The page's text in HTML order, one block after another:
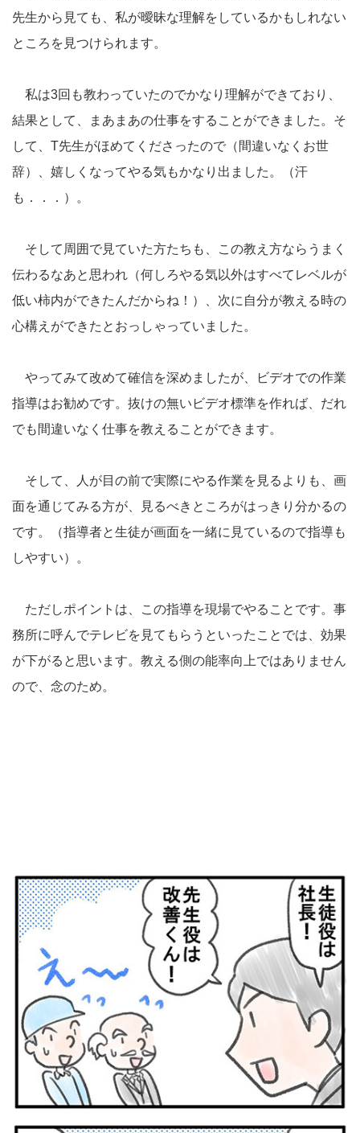
先生から見ても、私が曖昧な理解をしているかもしれない
ところを見つけられます。
私は3回も教わっていたのでかなり理解ができており、
結果として、まあまあの仕事をすることができました。そ
して、T先生がほめてくださったので（間違いなくお世
辞）、嬉しくなってやる気もかなり出ました。（汗
も．．．）。
そして周囲で見ていた方たちも、この教え方ならうまく
伝わるなあと思われ（何しろやる気以外はすべてレベルが
低い柿内ができたんだからね！）、次に自分が教える時の
心構えができたとおっしゃっていました。
やってみて改めて確信を深めましたが、ビデオでの作業
指導はお勧めです。抜けの無いビデオ標準を作れば、だれ
でも間違いなく仕事を教えることができます。
そして、人が目の前で実際にやる作業を見るよりも、画
面を通じてみる方が、見るべきところがはっきり分かるの
です。（指導者と生徒が画面を一緒に見ているので指導も
しやすい）。
ただしポイントは、この指導を現場でやることです。事
務所に呼んでテレビを見てもらうといったことでは、効果
が下がると思います。教える側の能率向上ではありません
ので、念のため。